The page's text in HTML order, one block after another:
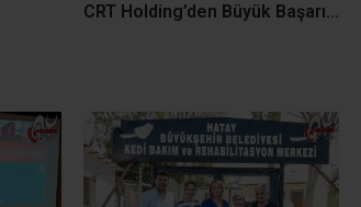
CRT Holding’den Büyük Başarı…